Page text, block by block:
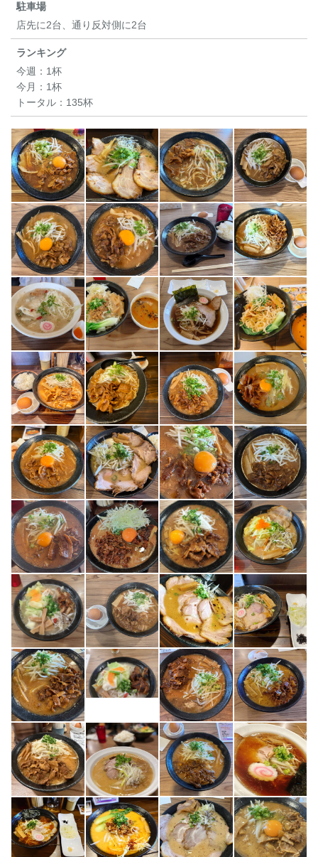
駐車場
店先に2台、通り反対側に2台
ランキング
今週： 1杯
今月： 1杯
トータル： 135杯